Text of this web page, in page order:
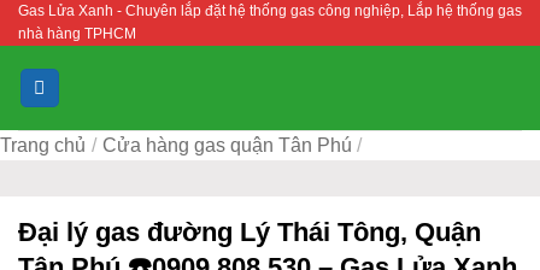
Bỏ
qua
nội
dung
Gas Lửa Xanh - Chuyên lắp đặt hệ thống gas công nghiệp, Lắp hệ thống gas
nhà hàng TPHCM
Trang chủ / Cửa hàng gas quận Tân Phú /
Đại lý gas đường Lý Thái Tông, Quận